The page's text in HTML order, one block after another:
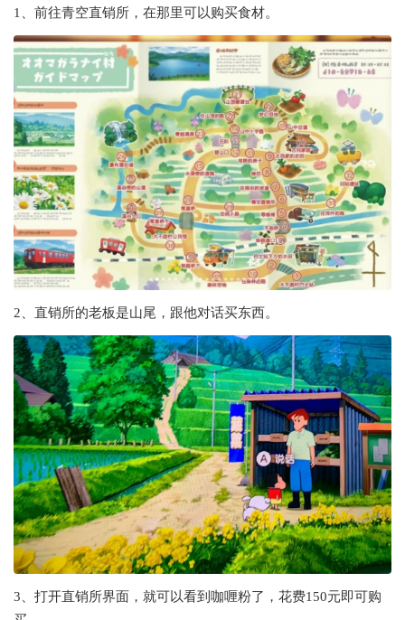
1、前往青空直销所，在那里可以购买食材。
2、直销所的老板是山尾，跟他对话买东西。
3、打开直销所界面，就可以看到咖喱粉了，花费150元即可购